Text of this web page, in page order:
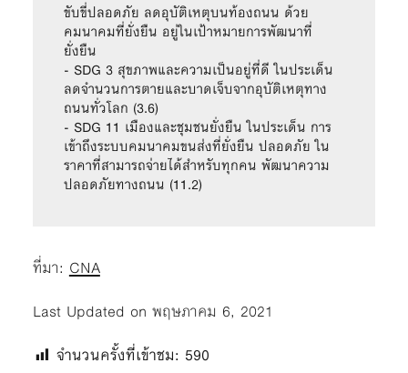
ขับขี่ปลอดภัย ลดอุบัติเหตุบนท้องถนน ด้วย
คมนาคมที่ยั่งยืน อยู่ในเป้าหมายการพัฒนาที่
ยั่งยืน
- SDG 3 สุขภาพและความเป็นอยู่ที่ดี ในประเด็น
ลดจำนวนการตายและบาดเจ็บจากอุบัติเหตุทาง
ถนนทั่วโลก (3.6)
- SDG 11 เมืองและชุมชนยั่งยืน ในประเด็น การ
เข้าถึงระบบคมนาคมขนส่งที่ยั่งยืน ปลอดภัย ใน
ราคาที่สามารถจ่ายได้สำหรับทุกคน พัฒนาความ
ปลอดภัยทางถนน (11.2)
ที่มา:CNA
Last Updated on พฤษภาคม 6, 2021
จำนวนครั้งที่เข้าชม: 590